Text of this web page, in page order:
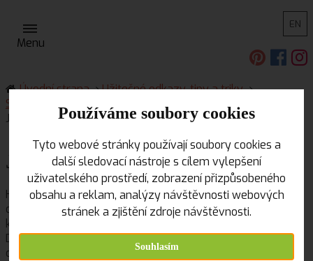
Používáme soubory cookies
Tyto webové stránky používají soubory cookies a
další sledovací nástroje s cílem vylepšení
uživatelského prostředí, zobrazení přizpůsobeného
obsahu a reklam, analýzy návštěvnosti webových
stránek a zjištění zdroje návštěvnosti.
Souhlasím
EN
Menu
Úvodní strana
Užitečné odkazy, tipy a triky
Scrapbooking
Nech se inspirovat...
Jednoduchý Exploding Box
Jednoduchý Exploding Box
Hledáte, jak originálně zabalit dárek? Nebo jak vyrobit
originální přání? Vyzkoušejte Exploding Box. Je to taková
krabička, která se po odklopení víčka rozevře do čtyř stran.
Dovnitř můžete umístit malý dárek, osobní vzkaz či cokoliv,
co se tam vejde.